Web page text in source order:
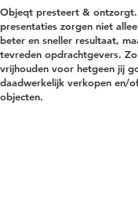
Objeqt presteert & ontzorgt.
presentaties zorgen niet
beter en sneller resultaat,
tevreden opdrachtgevers.
vrijhouden voor hetgeen jij
daadwerkelijk verkopen en/
objecten.